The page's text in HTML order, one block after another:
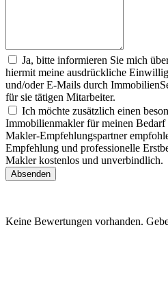
Ja, bitte informieren Sie mich
hiermit meine ausdrückliche
und/oder E-Mails durch
für sie tätigen Mitarbeiter.
Ich möchte zusätzlich einen
Immobilienmakler für meinen
Makler-Empfehlungspartner
Empfehlung und professionelle
Makler kostenlos und unverbindlich.
Absenden
Keine Bewertungen vorhanden.